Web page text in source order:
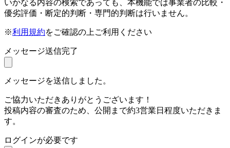
いかなる内容の検索であっても、本機能では事業者の比較・
優劣評価・断定的判断・専門的判断は行いません。
※利用規約をご確認の上ご利用ください
メッセージ送信完了
メッセージを送信しました。
ご協力いただきありがとうございます！
投稿内容の審査のため、公開まで約3営業日程度いただきま
す。
ログインが必要です